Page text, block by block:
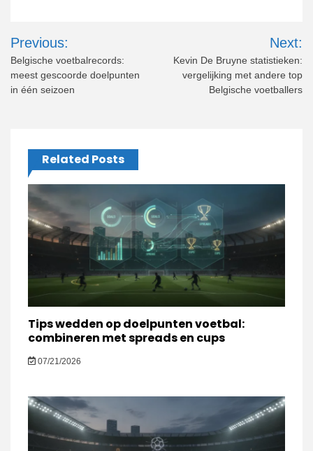
Post
navigation
Previous:
Belgische voetbalrecords:
meest gescoorde doelpunten
in één seizoen
Next:
Kevin De Bruyne statistieken:
vergelijking met andere top
Belgische voetballers
Related Posts
Tips wedden op doelpunten voetbal:
combineren met spreads en cups
07/21/2026